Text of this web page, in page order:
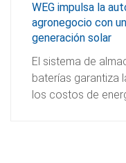
WEG impulsa la
agronegocio con
generación solar
El sistema de
baterías garantiza
los costos de